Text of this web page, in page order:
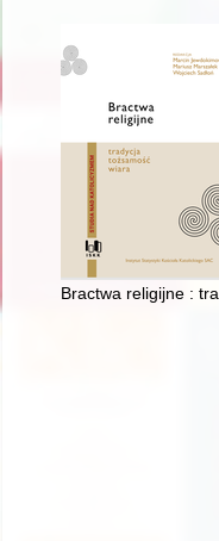
Bractwa religijne :